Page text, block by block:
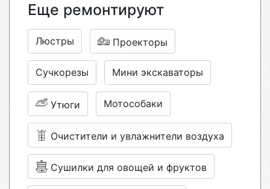
Еще ремонтируют
Люстры Проекторы
Сучкорезы Мини экскаваторы
Утюги Мотособаки
Очистители и увлажнители воздуха
Сушилки для овощей и фруктов